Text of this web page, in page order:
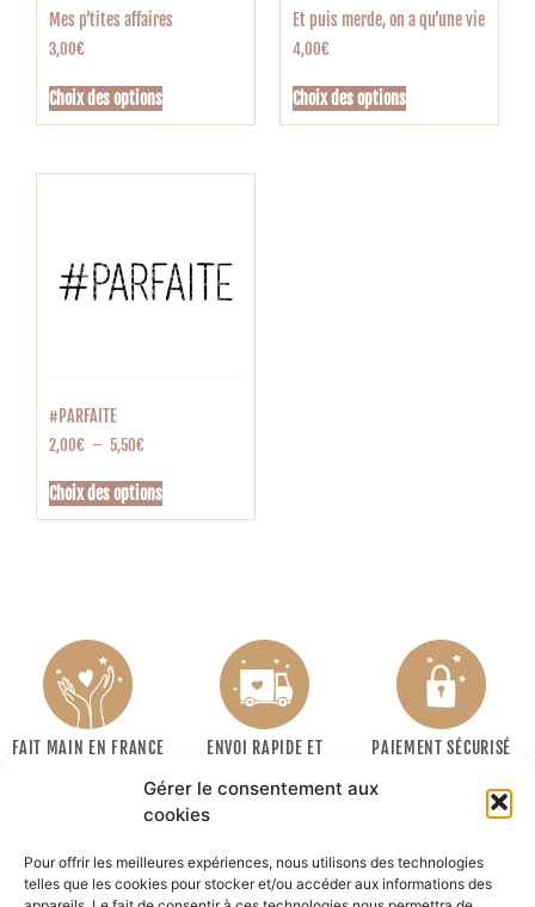
Gérer le consentement aux
cookies
Pour offrir les meilleures expériences, nous utilisons des technologies
telles que les cookies pour stocker et/ou accéder aux informations des
Mes p’tites affaires
3,00€
Choix des options
Et puis merde, on a qu’une vie
4,00€
Choix des options
#PARFAITE
2,00€ – 5,50€
Choix des options
FAIT MAIN EN FRANCE
ENVOI RAPIDE ET
PAIEMENT SÉCURISÉ